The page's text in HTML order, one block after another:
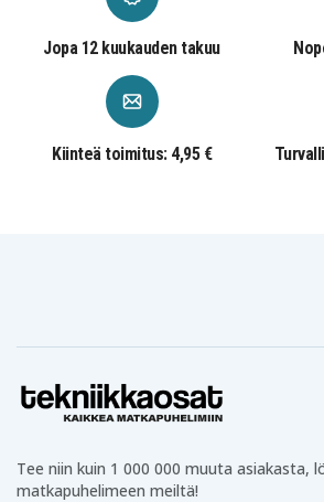
Jopa 12 kuukauden takuu
Kiinteä toimitus: 4,95 €
Tee niin kuin 1 000 000 muuta asiakasta,
matkapuhelimeen meiltä!